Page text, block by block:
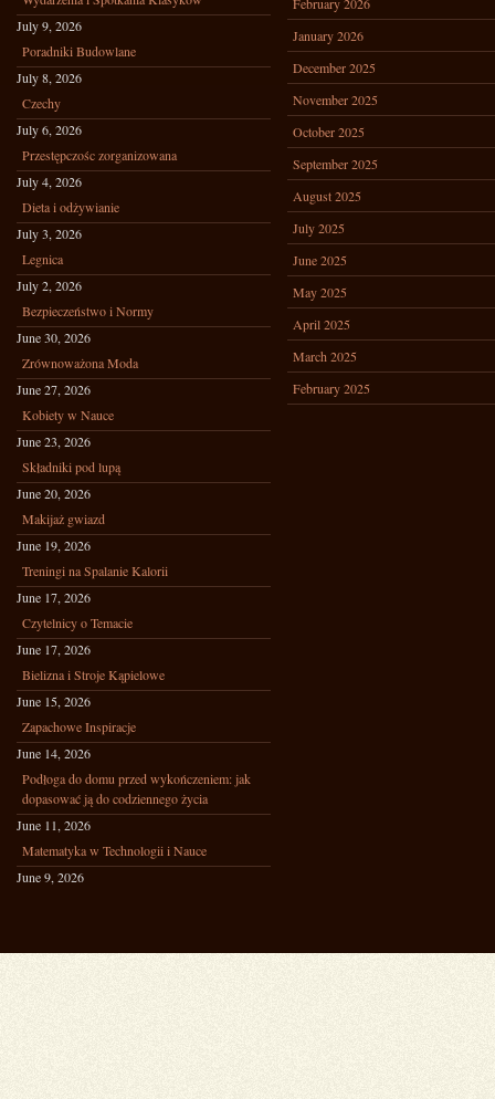
July 9, 2026
Poradniki Budowlane
July 8, 2026
Czechy
July 6, 2026
Przestępczośc zorganizowana
July 4, 2026
Dieta i odżywianie
July 3, 2026
Legnica
July 2, 2026
Bezpieczeństwo i Normy
June 30, 2026
Zrównoważona Moda
June 27, 2026
Kobiety w Nauce
June 23, 2026
Składniki pod lupą
June 20, 2026
Makijaż gwiazd
June 19, 2026
Treningi na Spalanie Kalorii
June 17, 2026
Czytelnicy o Temacie
June 17, 2026
Bielizna i Stroje Kąpielowe
June 15, 2026
Zapachowe Inspiracje
June 14, 2026
Podłoga do domu przed wykończeniem: jak
dopasować ją do codziennego życia
June 11, 2026
Matematyka w Technologii i Nauce
June 9, 2026
January 2026
December 2025
November 2025
October 2025
September 2025
August 2025
July 2025
June 2025
May 2025
April 2025
March 2025
February 2025